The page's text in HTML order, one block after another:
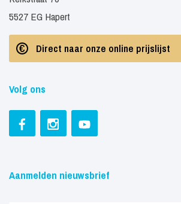
5527 EG Hapert
Direct naar onze online prijslijst
Volg ons
Aanmelden nieuwsbrief